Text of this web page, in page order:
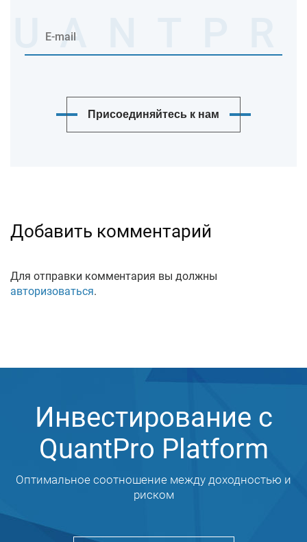
Присоединяйтесь к нам
Добавить комментарий
Для отправки комментария вы должны
авторизоваться.
Инвестирование с
QuantPro Platform
Оптимальное соотношение между доходностью и
риском